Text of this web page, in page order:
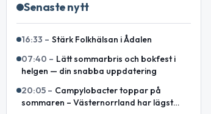
Senaste nytt
16:33 – Stärk Folkhälsan i Ådalen
07:40 – Lätt sommarbris och bokfest i
helgen — din snabba uppdatering
20:05 – Campylobacter toppar på
sommaren – Västernorrland har lägst